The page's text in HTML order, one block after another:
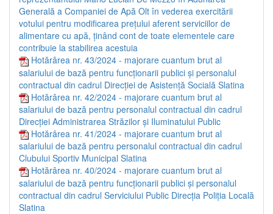
Generală a Companiei de Apă Olt în vederea exercitării
votului pentru modificarea prețului aferent serviciilor de
alimentare cu apă, ținând cont de toate elementele care
contribuie la stabilirea acestuia
Hotărârea nr. 43/2024 - majorare cuantum brut al
salariului de bază pentru funcționarii publici și personalul
contractual din cadrul Direcției de Asistență Socială Slatina
Hotărârea nr. 42/2024 - majorare cuantum brut al
salariului de bază pentru personalul contractual din cadrul
Direcției Administrarea Străzilor și Iluminatului Public
Hotărârea nr. 41/2024 - majorare cuantum brut al
salariului de bază pentru personalul contractual din cadrul
Clubului Sportiv Municipal Slatina
Hotărârea nr. 40/2024 - majorare cuantum brut al
salariului de bază pentru funcționarii publici și personalul
contractual din cadrul Serviciului Public Direcția Poliția Locală
Slatina